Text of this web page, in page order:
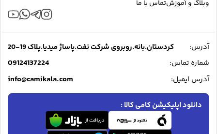
وبلاگ و آموزشتماس با ما
آدرس:
کردستان.بانه.روبروی شرکت نفت.پاساژ میدیا.پلاک 19-20
شماره تماس:
09124137224
آدرس ایمیل: info@camikala.com
دانلود اپلیکیشن کامی کالا :